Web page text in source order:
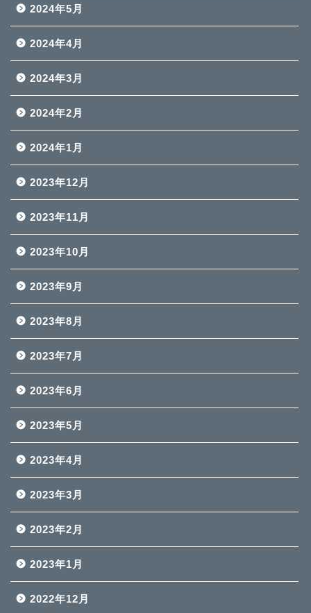
2024年5月
2024年4月
2024年3月
2024年2月
2024年1月
2023年12月
2023年11月
2023年10月
2023年9月
2023年8月
2023年7月
2023年6月
2023年5月
2023年4月
2023年3月
2023年2月
2023年1月
2022年12月